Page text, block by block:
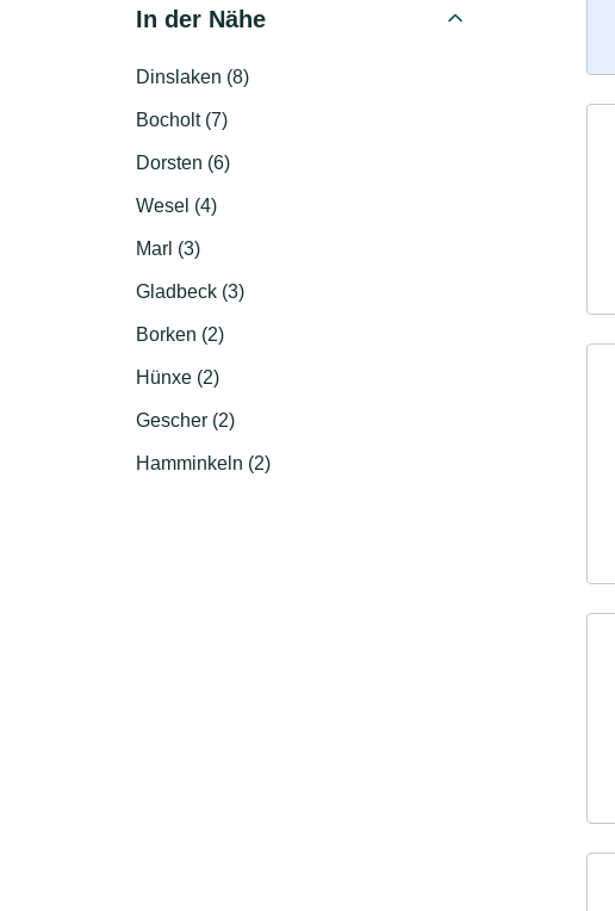
In der Nähe
Dinslaken (8)
Bocholt (7)
Dorsten (6)
Wesel (4)
Marl (3)
Gladbeck (3)
Borken (2)
Hünxe (2)
Gescher (2)
Hamminkeln (2)